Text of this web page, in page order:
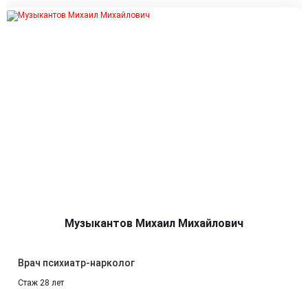
Музыкантов Михаил Михайлович
Врач психиатр-нарколог
Стаж 28 лет